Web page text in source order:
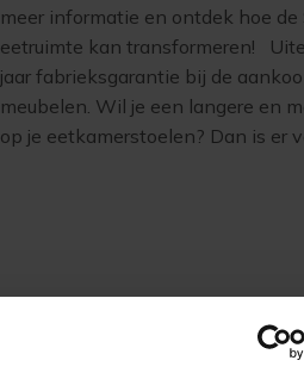
meer informatie en ontdek hoe de
eetruimte kan transformeren!
jaar fabrieksgarantie bij de
meubelen. Wil je een langere en
op je eetkamerstoelen? Dan is er